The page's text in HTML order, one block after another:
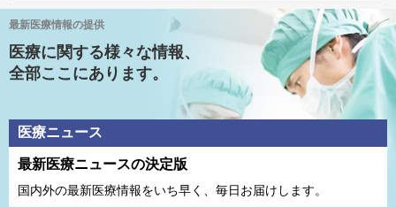
最新医療情報の提供
医療に関する様々な情報、
全部ここにあります。
医療ニュース
最新医療ニュースの決定版
国内外の最新医療情報をいち早く、毎日お届けします。